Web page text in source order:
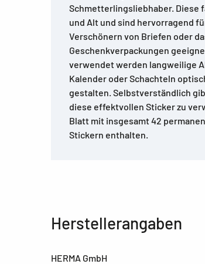
Schmetterlingsliebhaber. Diese
und Alt und sind hervorragend
Verschönern von Briefen oder
Geschenkverpackungen
verwendet werden langweilige
Kalender oder Schachteln
gestalten. Selbstverständlich
diese effektvollen Sticker zu
Blatt mit insgesamt 42
Stickern enthalten.
Herstellerangaben
HERMA GmbH